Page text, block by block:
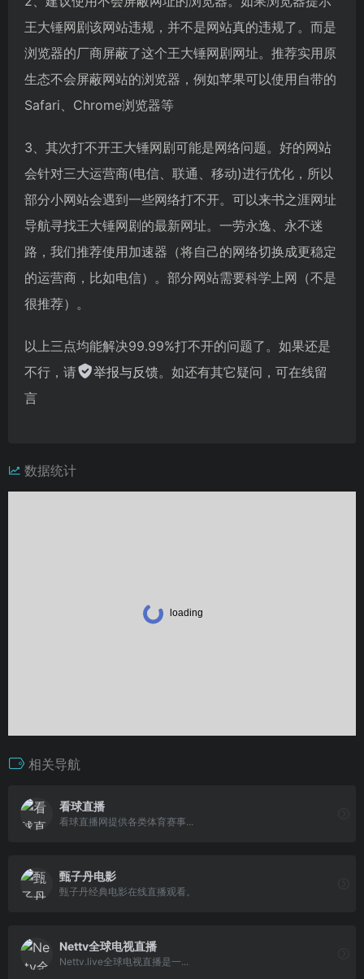
王大锤网剧该网站违规，并不是网站真的违规了。而是
浏览器的厂商屏蔽了这个王大锤网剧网址。推荐实用原
生态不会屏蔽网站的浏览器，例如苹果可以使用自带的
Safari、Chrome浏览器等
3、其次打不开王大锤网剧可能是网络问题。好的网站
会针对三大运营商(电信、联通、移动)进行优化，所以
部分小网站会遇到一些网络打不开。可以来书之涯网址
导航寻找王大锤网剧的最新网址。一劳永逸、永不迷
路，我们推荐使用加速器（将自己的网络切换成更稳定
的运营商，比如电信）。部分网站需要科学上网（不是
很推荐）。
以上三点均能解决99.99%打不开的问题了。如果还是
不行，请
举报与反馈。如还有其它疑问，可在线留
言
数据统计
相关导航
看球直播
看球直播网提供各类体育赛事...
甄子丹电影
甄子丹经典电影在线直播观看。
Nettv全球电视直播
Nettv.live全球电视直播是一...